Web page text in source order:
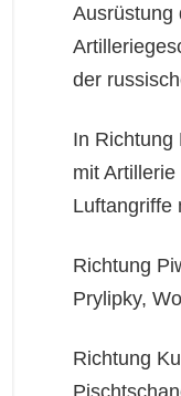
Ausrüstung
der
In Richtung
mit
Luftangriffe
Richtung
Prylipky,
Richtung